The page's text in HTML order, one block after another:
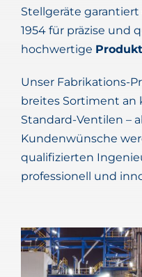
Stellgeräte garantiert
1954 für präzise und
hochwertige
Unser Fabrikations-
breites Sortiment
Standard-Ventilen –
Kundenwünsche
qualifizierten
professionell und